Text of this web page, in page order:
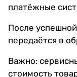
платёжные
После
передаётся в
Важно:
стоимость